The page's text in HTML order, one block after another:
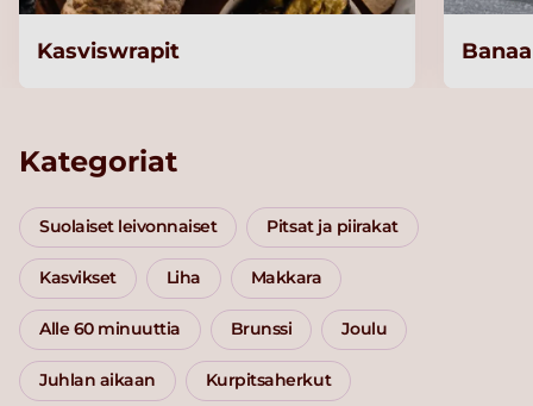
Kasviswrapit
Kategoriat
Suolaiset leivonnaiset Pitsat ja piirakat
Kasvikset Liha Makkara
Alle 60 minuuttia Brunssi Joulu
Juhlan aikaan Kurpitsaherkut